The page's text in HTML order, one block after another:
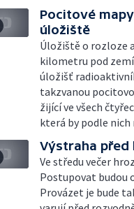
Pocitové
úložiště
Úložiště o rozloze
kilometru pod
úložišť
takzvanou
žijící ve všech
která by podle
Výstraha před
Ve středu večer
Postupovat budou
Provázet je bude